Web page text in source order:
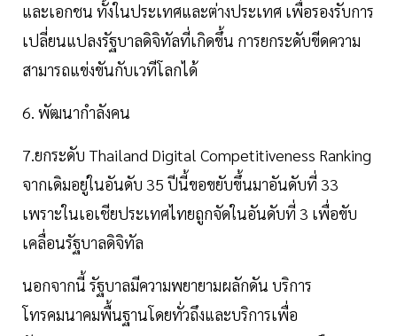
และเอกชน ทั้งในประเทศและต่างประเทศ เพื่อรองรับการ
เปลี่ยนแปลงรัฐบาลดิจิทัลที่เกิดขึ้น การยกระดับขีดความ
สามารถแข่งขันกับเวทีโลกได้
6. พัฒนากำลังคน
7.ยกระดับ Thailand Digital Competitiveness Ranking
จากเดิมอยู่ในอันดับ 35 ปีนี้ขอขยับขึ้นมาอันดับที่ 33
เพราะในเอเชียประเทศไทยถูกจัดในอันดับที่ 3 เพื่อขับ
เคลื่อนรัฐบาลดิจิทัล
นอกจากนี้ รัฐบาลมีความพยายามผลักดัน บริการ
โทรคมนาคมพื้นฐานโดยทั่วถึงและบริการเพื่อ